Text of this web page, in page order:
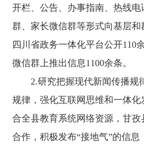
开栏、公告、办事指南、热线电
群、 家长微信群等形式向基层和
四川省政务一体化平台公开110
微信群 上推出信息1100余条。
2.研究把握现代新闻传播规
规律，强化互联网思维和一体
合全县教育系统网络资源， 甘孜
合作，积极发布“接地气”的信